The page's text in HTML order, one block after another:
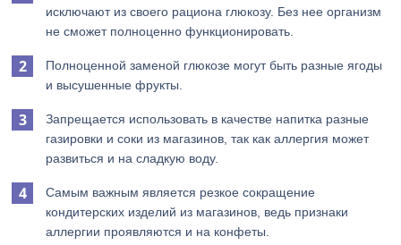
исключают из своего рациона глюкозу. Без нее организм
не сможет полноценно функционировать.
Полноценной заменой глюкозе могут быть разные ягоды
и высушенные фрукты.
Запрещается использовать в качестве напитка разные
газировки и соки из магазинов, так как аллергия может
развиться и на сладкую воду.
Самым важным является резкое сокращение
кондитерских изделий из магазинов, ведь признаки
аллергии проявляются и на конфеты.